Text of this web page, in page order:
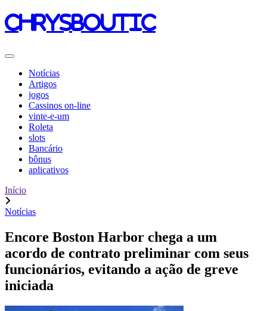
chrysboutic
Notícias
Artigos
jogos
Cassinos on-line
vinte-e-um
Roleta
slots
Bancário
bônus
aplicativos
Início
Notícias
Encore Boston Harbor chega a um
acordo de contrato preliminar com seus
funcionários, evitando a ação de greve
iniciada